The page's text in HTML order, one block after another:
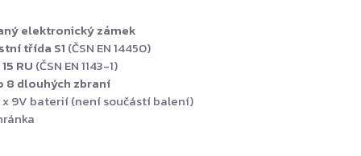
elektronický zámek
třída S1 (ČSN EN 14450)
15 RU (ČSN EN 1143-1)
8 dlouhých zbraní
x 9V baterií (není součástí balení)